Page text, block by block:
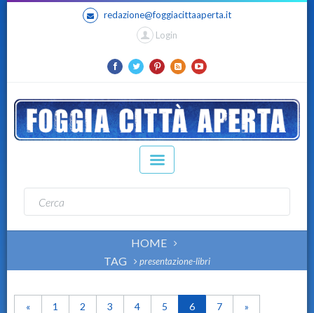
redazione@foggiacittaaperta.it
Login
HOME
TAG
presentazione-libri
« 1 2 3 4 5 6 7 »